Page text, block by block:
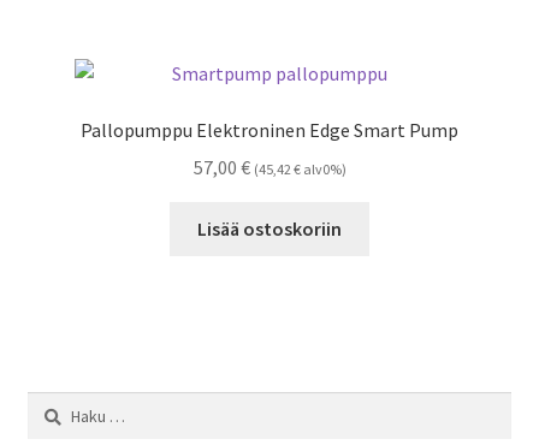
Pallopumppu Elektroninen Edge Smart Pump
57,00 € (45,42€alv0%)
Lisää ostoskoriin
Haku: